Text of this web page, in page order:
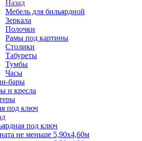
Назад
Мебель для бильярдной
Зеркала
Полочки
Рамы под картины
Столики
Табуреты
Тумбы
Часы
бары
и кресла
под ключ
под ключ
не меньше 5,90х4,60м